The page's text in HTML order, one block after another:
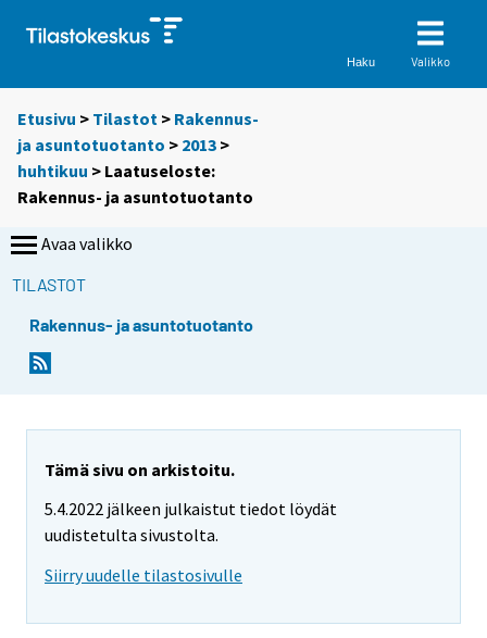
Haku Valikko
Etusivu > Tilastot > Rakennus-
ja asuntotuotanto > 2013 >
huhtikuu > Laatuseloste:
Rakennus- ja asuntotuotanto
Avaa valikko
TILASTOT
Rakennus- ja asuntotuotanto
Tämä sivu on arkistoitu.
5.4.2022 jälkeen julkaistut tiedot löydät
uudistetulta sivustolta.
Siirry uudelle tilastosivulle